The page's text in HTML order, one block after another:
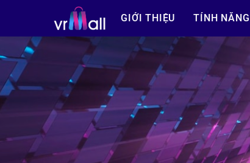
GIỚI THIỆU TÍNH NĂNG